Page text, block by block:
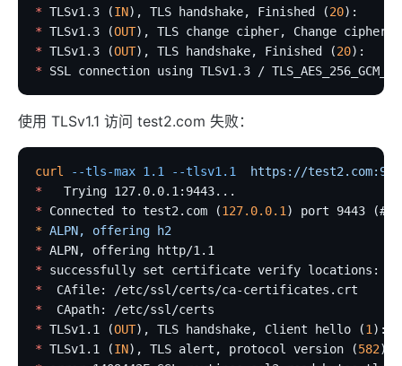
gRPC 代理
自定义 Nginx 配置
证书
APISIX 变量
Running APISIX in AWS with AWS CDK
TLS 双向认证
调试功能
基于环境变量进行配置文件切换
SSL 协议
security-threat-model
* TLSv1.3 (IN), TLS handshake, Finished (20):
* TLSv1.3 (OUT), TLS change cipher, Change cipher
* TLSv1.3 (OUT), TLS handshake, Finished (20):
* SSL connection using TLSv1.3 /
使用 TLSv1.1 访问 test2.com 失败：
curl --tls-max 1.1 --tlsv1.1
https://
*
   Trying 127.0.0.1:9443...
* Connected to test2.com (127.0.0.1 ) port 9443 (#0)
* ALPN, offering h2
* ALPN, offering http/1.1
* successfully set certificate verify locations:
*
  CAfile: /etc/ssl/certs/ca-certificates.crt
*
  CApath: /etc/ssl/certs
* TLSv1.1 (OUT), TLS handshake, Client hello (1 ):
* TLSv1.1 (IN), TLS alert, protocol version (582):